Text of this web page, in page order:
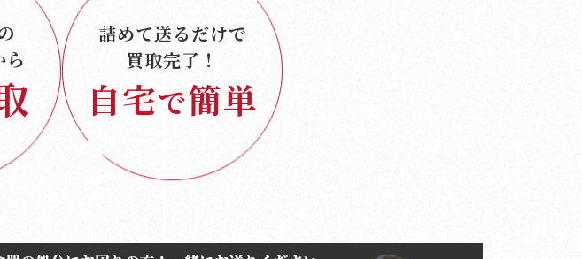
ら
詰めて送るだけで
買取完了！
自宅で簡単